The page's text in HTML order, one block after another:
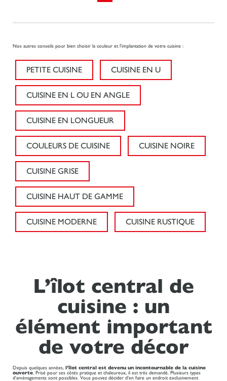
Nos autres conseils pour bien choisir la couleur et l'implantation de votre cuisine :
PETITE CUISINE CUISINE EN U
CUISINE EN L OU EN ANGLE
CUISINE EN LONGUEUR
COULEURS DE CUISINE CUISINE NOIRE
CUISINE GRISE
CUISINE HAUT DE GAMME
CUISINE MODERNE CUISINE RUSTIQUE
L’îlot central de
cuisine : un
élément important
de votre décor
Depuis quelques années, l’îlot central est devenu un incontournable de la cuisine
ouverte . Prisé pour ses côtés pratique et chaleureux, il est très demandé. Plusieurs types
d’aménagements sont possibles. Vous pouvez décider d’en faire un endroit exclusivement